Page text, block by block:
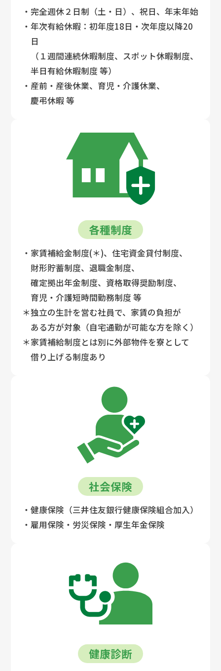
・完全週休２日制（土・日）、祝日、年末年始
・年次有給休暇：初年度18日・次年度以降20
日
（１週間連続休暇制度、スポット休暇制度、
半日有給休暇制度 等）
・産前・産後休業、育児・介護休業、
慶弔休暇 等
各種制度
・家賃補給金制度(＊)、住宅資金貸付制度、
財形貯蓄制度、退職金制度、
確定拠出年金制度、資格取得奨励制度、
育児・介護短時間勤務制度 等
＊独立の生計を営む社員で、家賃の負担が
ある方が対象 （自宅通勤が可能な方を除く）
＊家賃補給制度とは別に外部物件を寮として
借り上げる制度あり
社会保険
・健康保険（三井住友銀行健康保険組合加入）
・雇用保険・労災保険・厚生年金保険
健康診断